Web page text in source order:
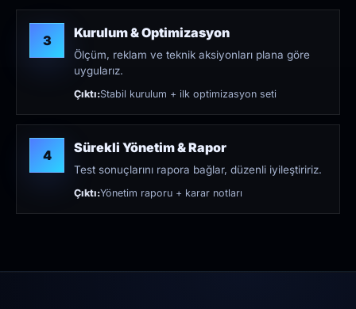
3 Kurulum & Optimizasyon
Ölçüm, reklam ve teknik aksiyonları plana göre
uygularız.
Çıktı:Stabil kurulum + ilk optimizasyon seti
4 Sürekli Yönetim & Rapor
Test sonuçlarını rapora bağlar, düzenli iyileştiririz.
Çıktı:Yönetim raporu + karar notları